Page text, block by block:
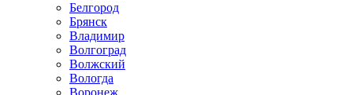
Белгород
Брянск
Владимир
Волгоград
Волжский
Вологда
Воронеж